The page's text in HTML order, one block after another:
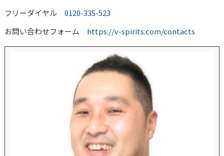
フリーダイヤル 0120-335-523
お問い合わせフォーム https://v-spirits.com/contacts